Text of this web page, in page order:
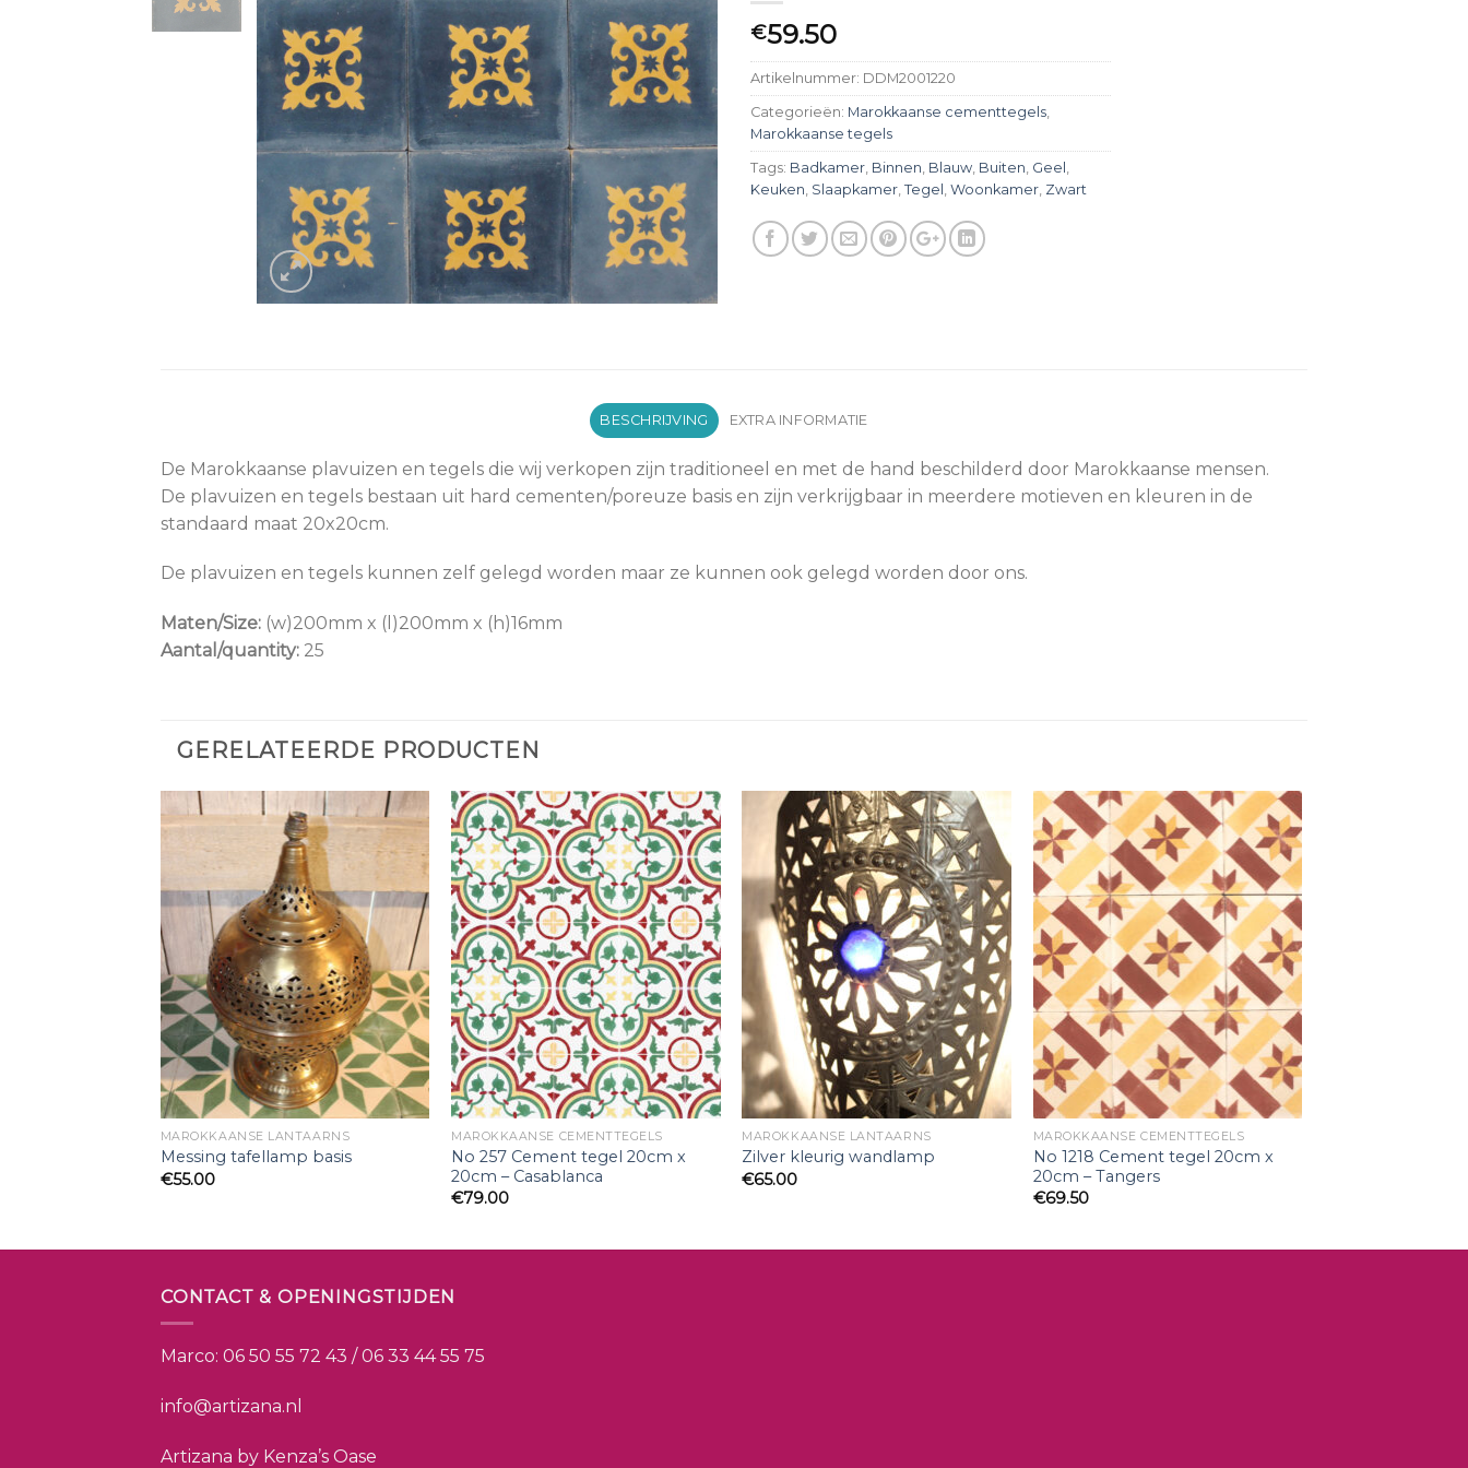
€59.50
Artikelnummer: DDM2001220
Categorieën: Marokkaanse cementtegels
Marokkaanse tegels
Tags: Badkamer Binnen Blauw Buiten Geel
Keuken Slaapkamer Tegel Woonkamer Zwart
BESCHRIJVING EXTRA INFORMATIE
De Marokkaanse plavuizen en tegels die wij verkopen zijn traditioneel en met de hand beschilderd door Marokkaanse mensen.
De plavuizen en tegels bestaan uit hard cementen/poreuze basis en zijn verkrijgbaar in meerdere motieven en kleuren in de
standaard maat 20x20cm.
De plavuizen en tegels kunnen zelf gelegd worden maar ze kunnen ook gelegd worden door ons.
Maten/Size: (w)200mm x (l)200mm x (h)16mm
Aantal/quantity: 25
GERELATEERDE PRODUCTEN
MAROKKAANSE LANTAARNS
Messing tafellamp basis
€55.00
MAROKKAANSE CEMENTTEGELS
No 257 Cement tegel 20cm x
20cm – Casablanca
€79.00
MAROKKAANSE LANTAARNS
Zilver kleurig wandlamp
€65.00
MAROKKAANSE CEMENTTEGELS
No 1218 Cement tegel 20cm x
20cm – Tangers
€69.50
CONTACT & OPENINGSTIJDEN
Marco: 06 50 55 72 43 / 06 33 44 55 75
info@artizana.nl
Artizana by Kenza’s Oase